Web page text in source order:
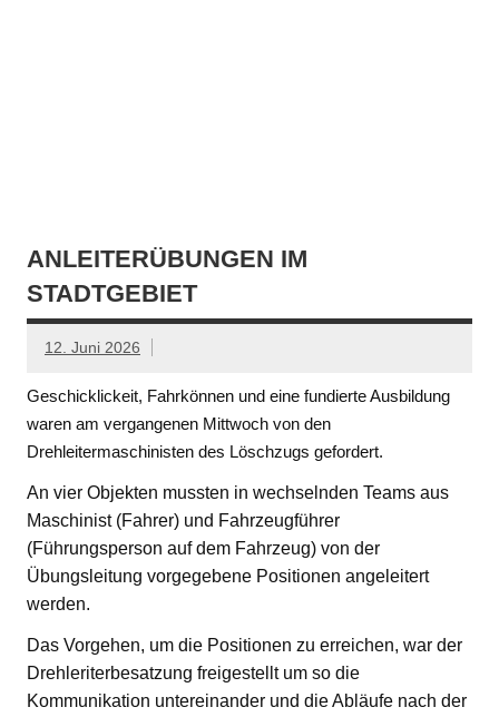
ANLEITERÜBUNGEN IM
STADTGEBIET
12. Juni 2026
Geschicklickeit, Fahrkönnen und eine fundierte Ausbildung
waren am vergangenen Mittwoch von den
Drehleitermaschinisten des Löschzugs gefordert.
An vier Objekten mussten in wechselnden Teams aus
Maschinist (Fahrer) und Fahrzeugführer
(Führungsperson auf dem Fahrzeug) von der
Übungsleitung vorgegebene Positionen angeleitert
werden.
Das Vorgehen, um die Positionen zu erreichen, war der
Drehleriterbesatzung freigestellt um so die
Kommunikation untereinander und die Abläufe nach der